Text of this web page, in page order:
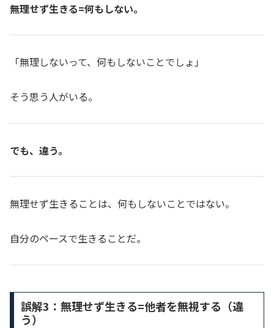
無理せず生きる=何もしない。
「無理しないって、何もしないことでしょ」
そう思う人がいる。
でも、違う。
無理せず生きることは、何もしないことではない。
自分のペースで生きることだ。
誤解3：無理せず生きる=他者を無視する（違
う）